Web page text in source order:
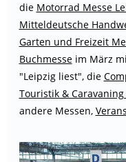
die Motorrad Messe
Mitteldeutsche
Garten und Freizeit
Buchmesseim März
"Leipzig liest", die
Touristik & Caravaning
andere Messen,